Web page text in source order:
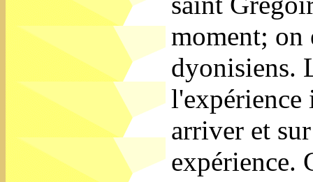
moment; on
dyonisiens.
l'expérience
arriver et
expérience.